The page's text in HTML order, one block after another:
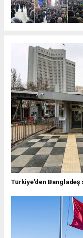
Türkiye'den